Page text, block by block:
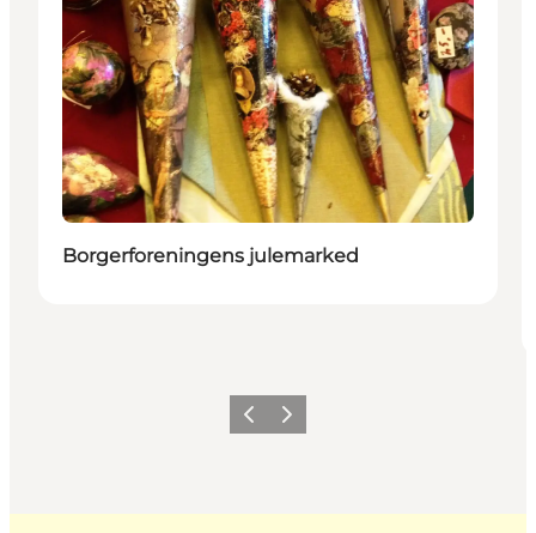
Borgerforeningens julemarked
Forrige billede
Næste billede